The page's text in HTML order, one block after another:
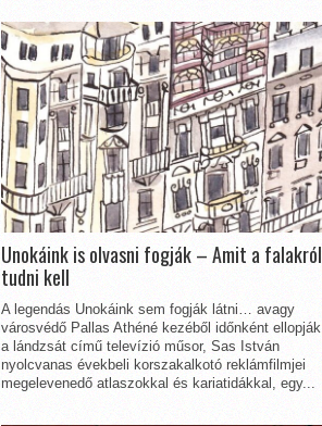
Unokáink is olvasni fogják – Amit a falakról
tudni kell
A legendás Unokáink sem fogják látni… avagy
városvédő Pallas Athéné kezéből időnként ellopják
a lándzsát című televízió műsor, Sas István
nyolcvanas évekbeli korszakalkotó reklámfilmjei
megelevenedő atlaszokkal és kariatidákkal, egy...